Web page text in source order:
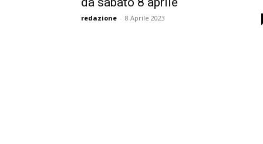
redazione - 8 Aprile 2023